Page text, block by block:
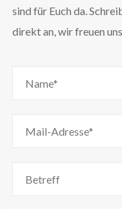
sind für Euch da.
direkt an, wir freuen